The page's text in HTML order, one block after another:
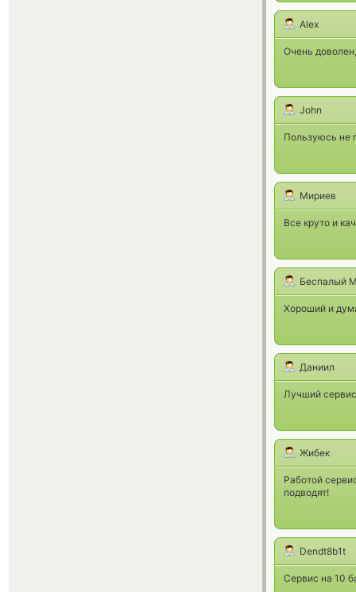
Alex
Очень
John
Пользуюсь не
Мириев
Все круто и
Беспалый
Хороший и
Даниил
Лучший
Жибек
Работой
подводят!
Dendt8b1t
Сервис на 10